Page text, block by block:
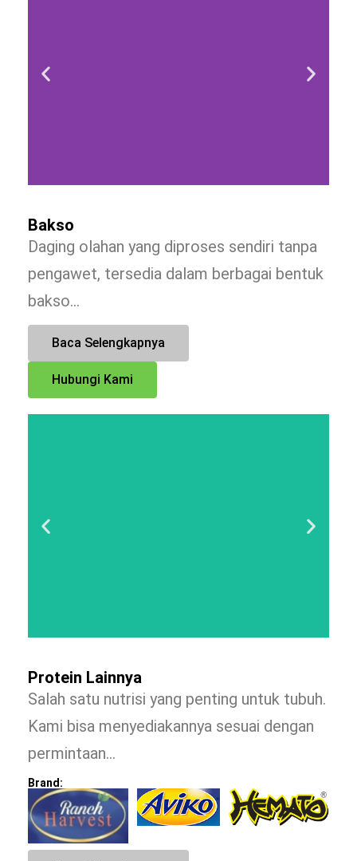
Bakso
Daging olahan yang diproses sendiri tanpa
pengawet, tersedia dalam berbagai bentuk
bakso…
Baca Selengkapnya
Hubungi Kami
Protein Lainnya
Salah satu nutrisi yang penting untuk tubuh.
Kami bisa menyediakannya sesuai dengan
permintaan…
Brand: